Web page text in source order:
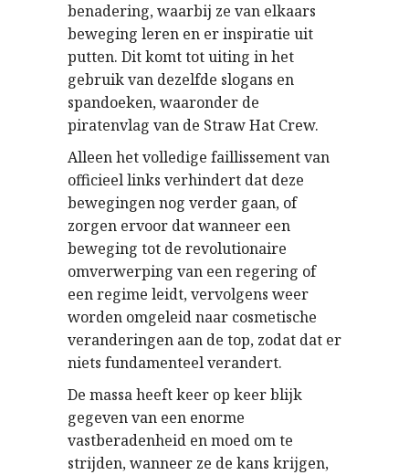
benadering, waarbij ze van elkaars
beweging leren en er inspiratie uit
putten. Dit komt tot uiting in het
gebruik van dezelfde slogans en
spandoeken, waaronder de
piratenvlag van de Straw Hat Crew.
Alleen het volledige faillissement van
officieel links verhindert dat deze
bewegingen nog verder gaan, of
zorgen ervoor dat wanneer een
beweging tot de revolutionaire
omverwerping van een regering of
een regime leidt, vervolgens weer
worden omgeleid naar cosmetische
veranderingen aan de top, zodat dat er
niets fundamenteel verandert.
De massa heeft keer op keer blijk
gegeven van een enorme
vastberadenheid en moed om te
strijden, wanneer ze de kans krijgen,